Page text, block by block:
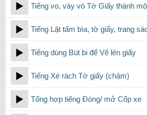
Tiếng vo, vày vò Tờ Giấy thành
Tiếng Lật tấm bìa, tờ giấy, trang
Tiếng dùng Bút bi để Vẽ lên giấy
Tiếng Xé rách Tờ giấy (chậm)
Tổng hợp tiếng Đóng/ mở Cốp xe